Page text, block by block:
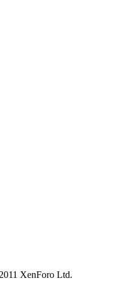
XenForo Ltd.